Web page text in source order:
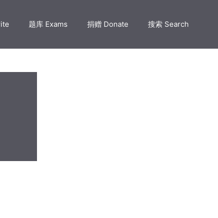
题库 Exams 捐赠 Donate 搜索 Search